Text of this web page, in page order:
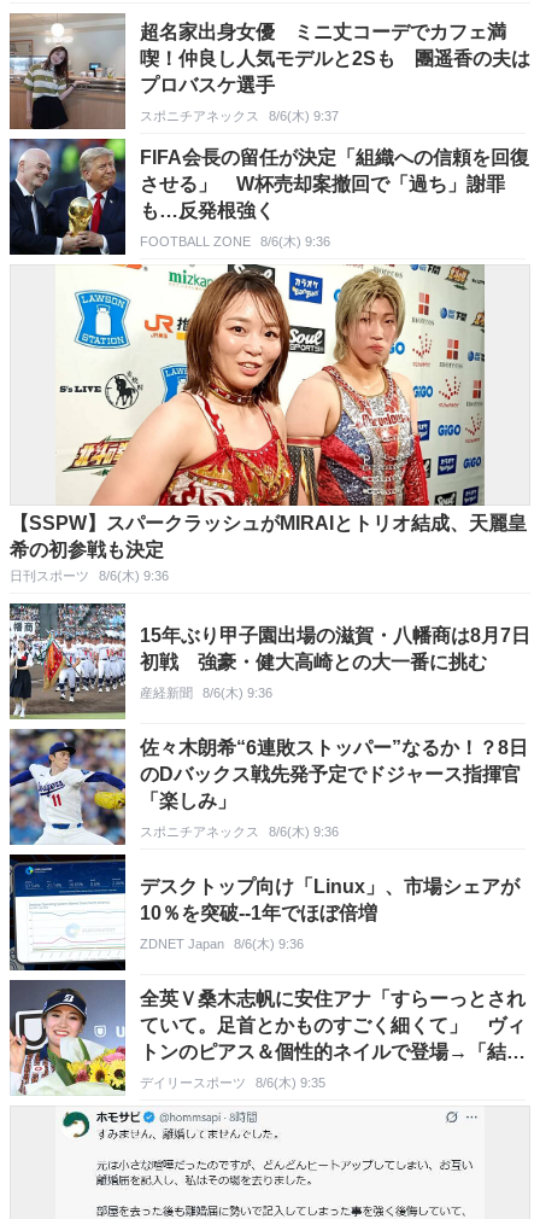
超名家出身女優 ミニ丈コーデでカフェ満
喫！仲良し人気モデルと2Sも 團遥香の夫は
プロバスケ選手
スポニチアネックス 8/6(木) 9:37
FIFA会長の留任が決定「組織への信頼を回復
させる」 W杯売却案撤回で「過ち」謝罪
も…反発根強く
FOOTBALL ZONE 8/6(木) 9:36
【SSPW】スパークラッシュがMIRAIとトリオ結成、天麗皇
希の初参戦も決定
日刊スポーツ 8/6(木) 9:36
15年ぶり甲子園出場の滋賀・八幡商は8月7日
初戦 強豪・健大高崎との大一番に挑む
産経新聞 8/6(木) 9:36
佐々木朗希“6連敗ストッパー”なるか！？8日
のDバックス戦先発予定でドジャース指揮官
「楽しみ」
スポニチアネックス 8/6(木) 9:36
デスクトップ向け「Linux」、市場シェアが
10％を突破--1年でほぼ倍増
ZDNET Japan 8/6(木) 9:36
全英Ｖ桑木志帆に安住アナ「すらーっとされ
ていて。足首とかものすごく細くて」 ヴィ
トンのピアス＆個性的ネイルで登場→「結
構、珍しいと思います」
デイリースポーツ 8/6(木) 9:35